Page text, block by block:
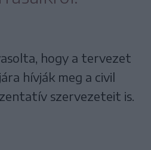
hogy a tervezet
hívják meg a civil
szervezeteit is.